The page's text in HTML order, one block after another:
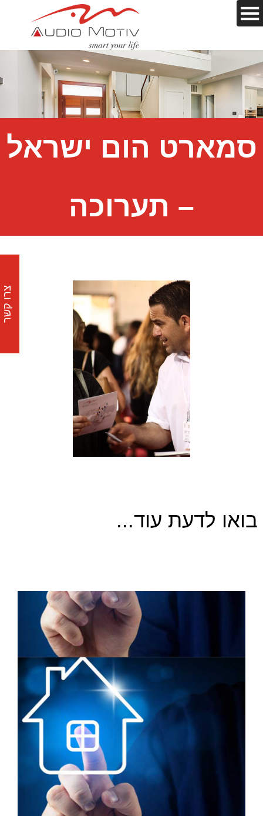
סמארט הום ישראל
– תערוכה
בואו לדעת עוד...
צרו קשר